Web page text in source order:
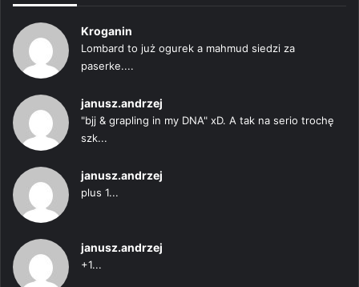
Kroganin
Lombard to już ogurek a mahmud siedzi za
paserke....
janusz.andrzej
"bjj & grapling in my DNA" xD. A tak na serio trochę
szk...
janusz.andrzej
plus 1...
janusz.andrzej
+1...